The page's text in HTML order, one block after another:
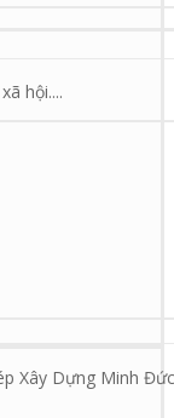
hội....
Xây Dựng Minh